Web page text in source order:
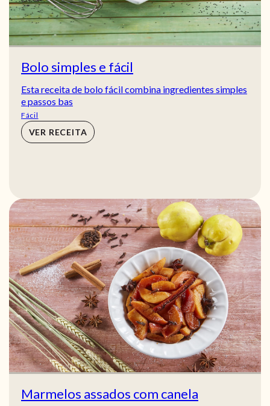
Bolo simples e fácil
Esta receita de bolo fácil combina ingredientes simples
e passos bas
Fácil
VER RECEITA
Marmelos assados com canela